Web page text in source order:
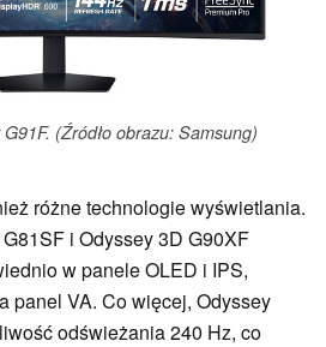
(Źródło obrazu: Samsung)
różne technologie wyświetlania.
i Odyssey 3D G90XF
w panele OLED i IPS,
panel VA. Co więcej, Odyssey
odświeżania 240 Hz, co